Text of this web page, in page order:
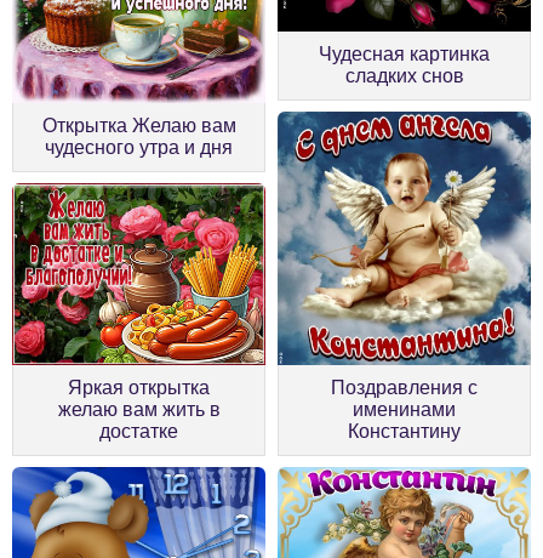
Открытка Желаю вам
чудесного утра и дня
Чудесная картинка
сладких снов
Яркая открытка
желаю вам жить в
достатке
Поздравления с
именинами
Константину